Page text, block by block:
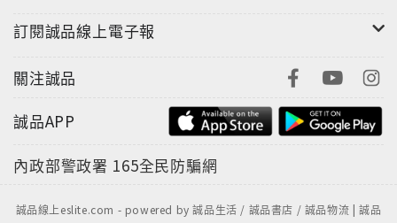
訂閱誠品線上電子報
關注誠品
誠品APP
內政部警政署 165全民防騙網
誠品線上eslite.com - powered by 誠品生活 / 誠品書店 / 誠品物流 | 誠品